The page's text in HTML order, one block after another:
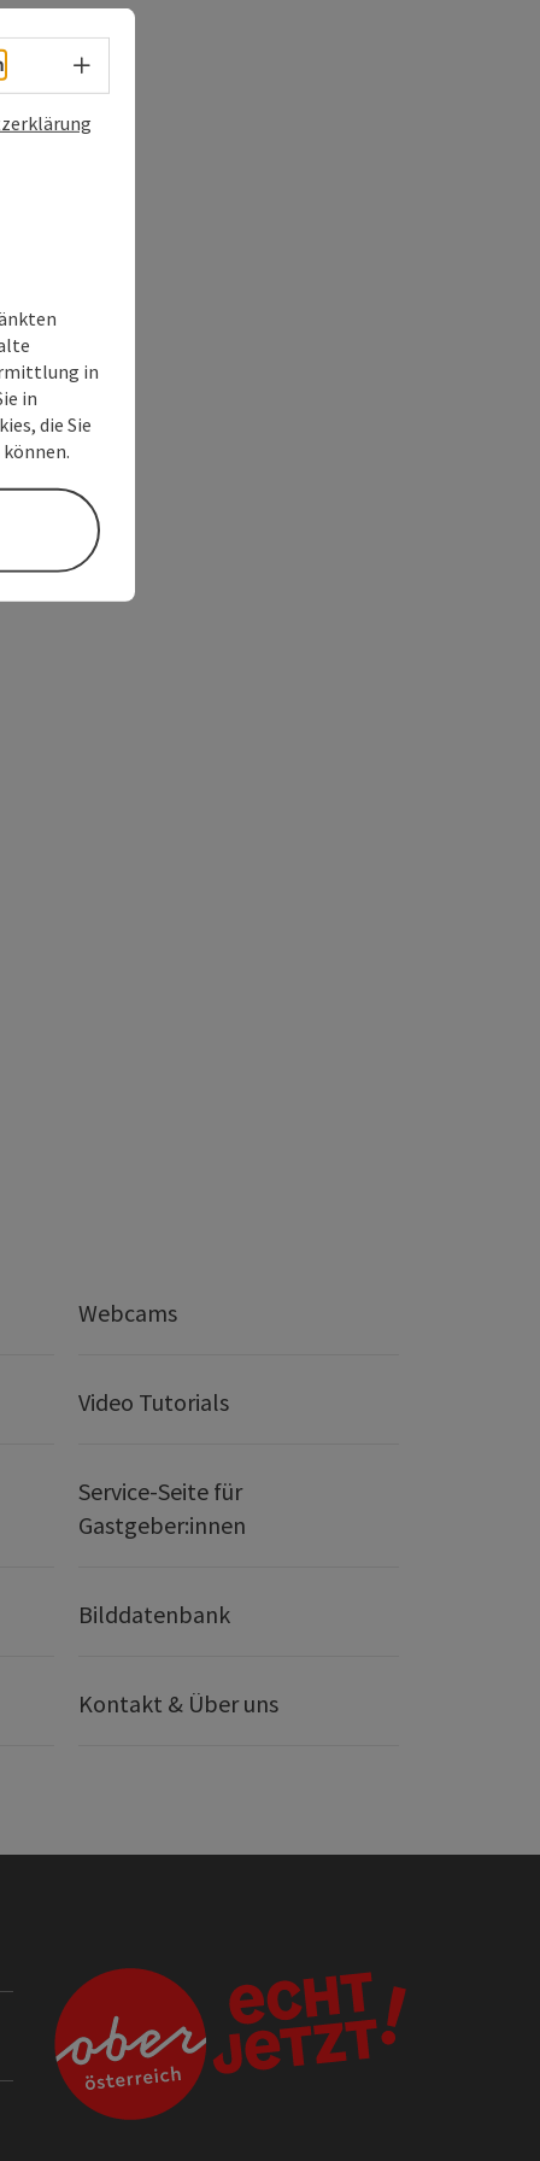
Webcams
Video Tutorials
Service-Seite für
Gastgeber:innen
Bilddatenbank
Kontakt & Über uns
Sprachwahl - Menü öffnen
in
in
die Sie